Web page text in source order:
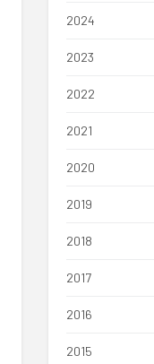
2024
2023
2022
2021
2020
2019
2018
2017
2016
2015